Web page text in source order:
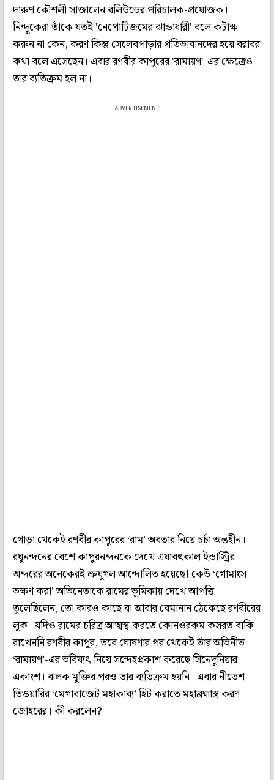
দারুণ কৌশলী সাজালেন বলিউডের পরিচালক-প্রযোজক।
নিন্দুকেরা তাঁকে যতই 'নেপোটিজমের ঝান্ডাধারী' বলে কটাক্ষ
করুন না কেন, করণ কিন্তু সেলেবপাড়ার প্রতিভাবানদের হয়ে বরাবর
কথা বলে এসেছেন। এবার রণবীর কাপুরের 'রামায়ণ'-এর ক্ষেত্রেও
তার ব্যতিক্রম হল না।
ADVERTISEMENT
গোড়া থেকেই রণবীর কাপুরের ‘রাম’ অবতার নিয়ে চর্চা অন্তহীন।
রঘুনন্দনের বেশে কাপুরনন্দনকে দেখে এযাবৎকাল ইন্ডাস্ট্রির
অন্দরের অনেকেরই ভ্রুযুগল আন্দোলিত হয়েছে! কেউ ‘গোমাংস
ভক্ষণ করা’ অভিনেতাকে রামের ভূমিকায় দেখে আপত্তি
তুলেছিলেন, তো কারও কাছে বা আবার বেমানান ঠেকেছে রণবীরের
লুক। যদিও রামের চরিত্র আত্মস্থ করতে কোনওরকম কসরত বাকি
রাখেননি রণবীর কাপুর, তবে ঘোষণার পর থেকেই তাঁর অভিনীত
‘রামায়ণ’-এর ভবিষ্যৎ নিয়ে সন্দেহপ্রকাশ করেছে সিনেদুনিয়ার
একাংশ। ঝলক মুক্তির পরও তার ব্যতিক্রম হয়নি। এবার নীতেশ
তিওয়ারির ‘মেগাবাজেট মহাকাব্য’ হিট করাতে মহাব্রহ্মাস্ত্র করণ
জোহরের। কী করলেন?